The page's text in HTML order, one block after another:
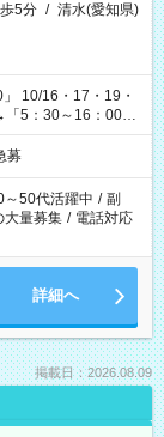
5分 / 清水(愛知県)
10/16・17・19・
5：30～16：00」
26：00」
～23：00」 ＊
募
～50代活躍中 / 副
大量募集 / 電話対応
詳細へ
掲載日：2026.08.09